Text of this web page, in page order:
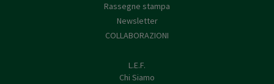
Rassegne stampa
Newsletter
COLLABORAZIONI
L.E.F.
Chi Siamo